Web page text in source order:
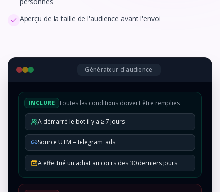
Aperçu de la taille de l'audience avant l'envoi
Générateur d'audience
INCLURE Toutes les conditions doivent être remplies
A démarré le bot il y a ≥ 7 jours
Source UTM = telegram_ads
A effectué un achat au cours des 30 derniers jours